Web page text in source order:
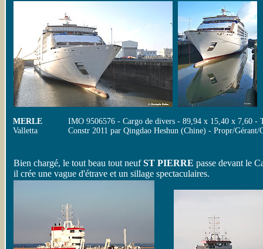
MERLE
Valletta
IMO 9506576 - Cargo de divers - 89,94 x 15,40 x 7,60
Constr 2011 par Qingdao Heshun (Chine) - Propr/
Bien chargé, le tout beau tout neufST PIERRE passe devant le
il crée une vague d'étrave et un sillage spectaculaires.